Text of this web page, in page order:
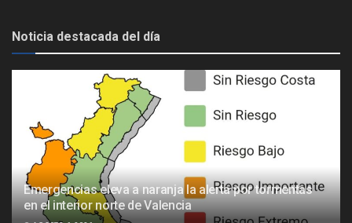
Noticia destacada del día
Emergencias eleva a naranja la alerta por tormentas
en el interior norte de Valencia